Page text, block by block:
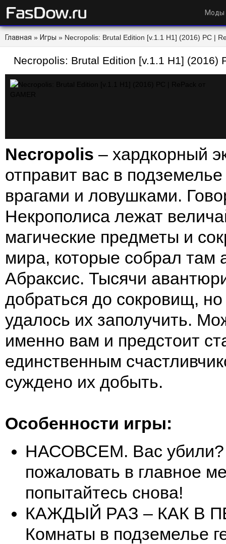
Моды
Главная » Игры » Necropolis: Brutal Edition [v.1.1 H1] (2016) PC |
Necropolis: Brutal Edition [v.1.1 H1] (2016)
Necropolis – хардкорный
отправит вас в
врагами и ловушками.
Некрополиса лежат
магические предметы и
мира, которые собрал там
Абраксис. Тысячи
добраться до сокровищ,
удалось их заполучить.
именно вам и предстоит
единственным
суждено их добыть.
Особенности игры:
НАСОВСЕМ. Вас убили?
пожаловать в главное
попытайтесь снова!
КАЖДЫЙ РАЗ – КАК В
Комнаты в подземелье